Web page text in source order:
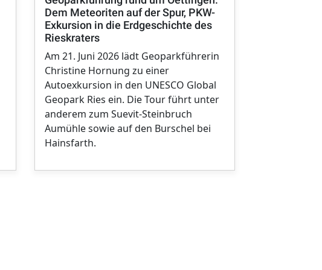
Dem Meteoriten auf der Spur, PKW-
Exkursion in die Erdgeschichte des
Rieskraters
Am 21. Juni 2026 lädt Geoparkführerin
Christine Hornung zu einer
Autoexkursion in den UNESCO Global
Geopark Ries ein. Die Tour führt unter
anderem zum Suevit-Steinbruch
Aumühle sowie auf den Burschel bei
Hainsfarth.